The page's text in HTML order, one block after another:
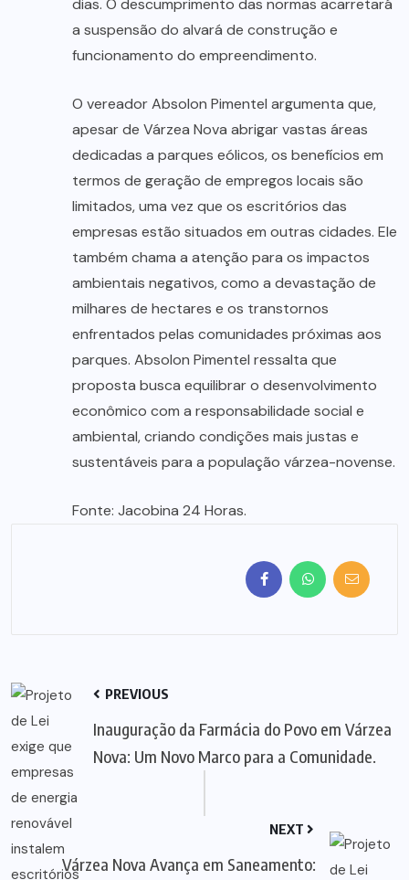
dias. O descumprimento das normas acarretará
a suspensão do alvará de construção e
funcionamento do empreendimento.
O vereador Absolon Pimentel argumenta que,
apesar de Várzea Nova abrigar vastas áreas
dedicadas a parques eólicos, os benefícios em
termos de geração de empregos locais são
limitados, uma vez que os escritórios das
empresas estão situados em outras cidades. Ele
também chama a atenção para os impactos
ambientais negativos, como a devastação de
milhares de hectares e os transtornos
enfrentados pelas comunidades próximas aos
parques. Absolon Pimentel ressalta que
proposta busca equilibrar o desenvolvimento
econômico com a responsabilidade social e
ambiental, criando condições mais justas e
sustentáveis para a população várzea-novense.
Fonte: Jacobina 24 Horas.
PREVIOUS
Inauguração da Farmácia do Povo em Várzea
Nova: Um Novo Marco para a Comunidade.
NEXT
Várzea Nova Avança em Saneamento: